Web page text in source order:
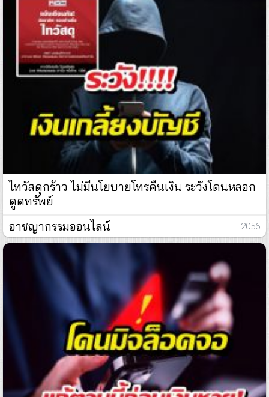
ไทวัสดุกร้าว ไม่มีนโยบายโทรคืนเงิน ระวังโดนหลอก
ดูดทรัพย์
อาชญากรรมออนไลน์
: 2056